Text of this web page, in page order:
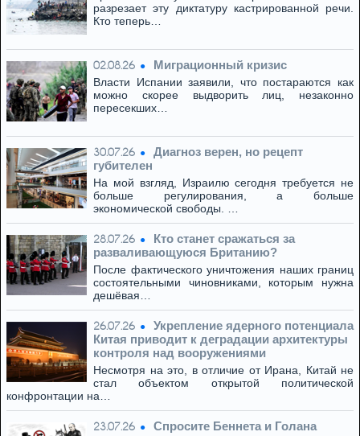
разрезает эту диктатуру кастрированной речи.
Кто теперь…
02.08.26 Миграционный кризис
Власти Испании заявили, что постараются как
можно скорее выдворить лиц, незаконно
пересекших…
30.07.26
Диагноз верен, но рецепт
губителен
На мой взгляд, Израилю сегодня требуется не
больше регулирования, а больше
экономической свободы. …
28.07.26
Кто станет сражаться за
разваливающуюся Британию?
После фактического уничтожения наших границ
состоятельными чиновниками, которым нужна
дешёвая…
26.07.26
Укрепление ядерного потенциала
Китая приводит к деградации архитектуры
контроля над вооружениями
Несмотря на это, в отличие от Ирана, Китай не
стал объектом открытой политической
конфронтации на…
23.07.26 Спросите Беннета и Голана